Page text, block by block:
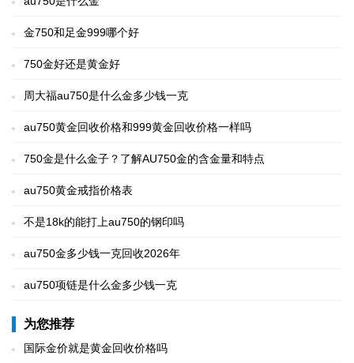
金750和足金999哪个好
750金好还是黄金好
周大福au750是什么金多少钱一克
au750黄金回收价格和999黄金回收价格一样吗
750金是什么金子？了解AU750金的含金量和特点
au750黄金戒指价格表
不是18k的能打上au750的钢印吗
au750金多少钱一克回收2026年
au750项链是什么金多少钱一克
为您推荐
国际金价就是黄金回收价格吗